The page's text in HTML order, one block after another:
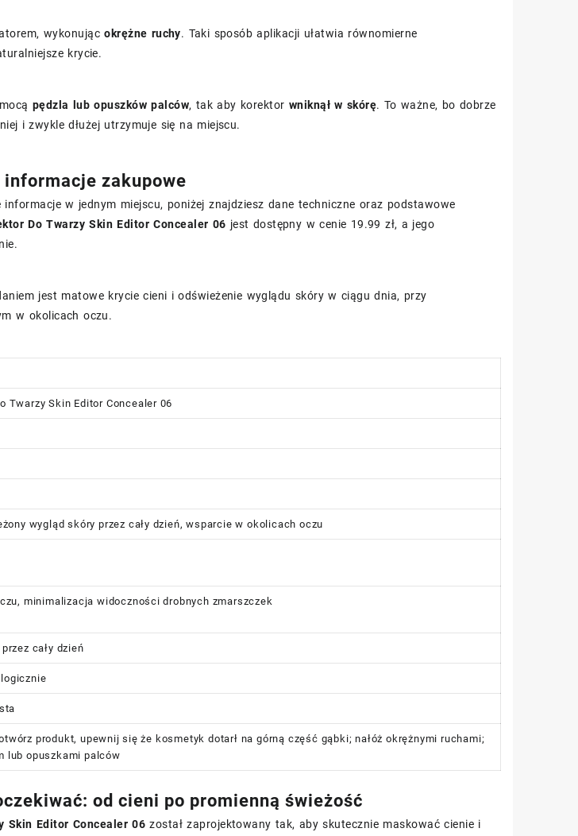
wykonującokrężne ruchy. Taki sposób aplikacji ułatwia równomierne
krycie.
pędzla lub opuszków palców, tak aby korektor wniknął w skórę. To ważne, bo dobrze
i zwykle dłużej utrzymuje się na miejscu.
zakupowe
w jednym miejscu, poniżej znajdziesz dane techniczne oraz podstawowe
Do Twarzy Skin Editor Concealer 06 jest dostępny w cenie 19.99 zł, a jego
jest matowe krycie cieni i odświeżenie wyglądu skóry w ciągu dnia, przy
w okolicach oczu.
Twarzy Skin Editor Concealer 06
wygląd skóry przez cały dzień, wsparcie w okolicach oczu
minimalizacja widoczności drobnych zmarszczek
cały dzień
produkt, upewnij się że kosmetyk dotarł na górną część gąbki; nałóż okrężnymi ruchami;
lub opuszkami palców
od cieni po promienną świeżość
Skin Editor Concealer 06 został zaprojektowany tak, aby skutecznie maskować cienie i